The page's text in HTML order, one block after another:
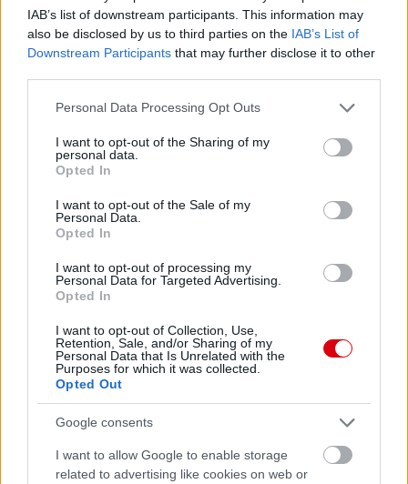
IAB’s list of downstream participants. This information may
also be disclosed by us to third parties on the IAB’s List of
Downstream Participants that may further disclose it to other
Please note that this website/app uses one or more Google
not limited to your visit or usage behaviour. You may click to
grant or deny consent to Google and its third-party tags to
use your data for below specified purposes in below Google
consent section.
Personal Data Processing Opt Outs
I want to opt-out of the Sharing of my
personal data.
Opted In
I want to opt-out of the Sale of my
Personal Data.
Opted In
I want to opt-out of processing my
Personal Data for Targeted Advertising.
Opted In
I want to opt-out of Collection, Use,
Retention, Sale, and/or Sharing of my
Personal Data that Is Unrelated with the
Purposes for which it was collected.
Opted Out
Google consents
I want to allow Google to enable storage
related to advertising like cookies on web or
Meccs Center
Paris Saint-Germain
Manchester United
Felkészülési szezon 4. mérkőzés
2026-08-08 17:00
2 nap 12 óra 12 perc 38 másodperc
Leeds UnitedvsManchester United
AC MilanvsManchester United2026-08-15 18:00